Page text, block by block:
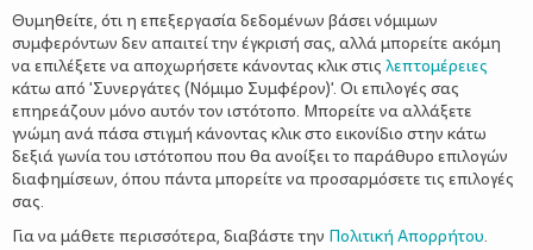
Η εξέλιξη της ομιλίας στο δεύτερο
χρόνο
Θυμηθείτε, ότι η επεξεργασία δεδομένων βάσει νόμιμων
συμφερόντων δεν απαιτεί την έγκρισή σας, αλλά μπορείτε ακόμη
να επιλέξετε να αποχωρήσετε κάνοντας κλικ στις λεπτομέρειες
κάτω από 'Συνεργάτες (Νόμιμο Συμφέρον)'. Οι επιλογές σας
επηρεάζουν μόνο αυτόν τον ιστότοπο. Μπορείτε να αλλάξετε
γνώμη ανά πάσα στιγμή κάνοντας κλικ στο εικονίδιο στην κάτω
δεξιά γωνία του ιστότοπου που θα ανοίξει το παράθυρο επιλογών
διαφημίσεων, όπου πάντα μπορείτε να προσαρμόσετε τις επιλογές
σας.
Για να μάθετε περισσότερα, διαβάστε την Πολιτική Απορρήτου.